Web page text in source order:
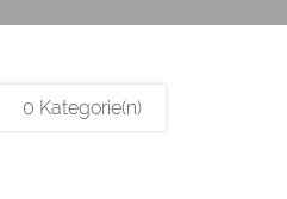
0 Kategorie(n)